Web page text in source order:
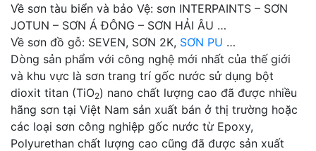
Về sơn tàu biển và bảo Vệ: sơn INTERPAINTS – SƠN
JOTUN – SƠN Á ĐÔNG – SƠN HẢI ÂU …
Về sơn đồ gỗ: SEVEN, SƠN 2K, SƠN PU …
Dòng sản phẩm với công nghệ mới nhất của thế giới
và khu vực là sơn trang trí gốc nước sử dụng bột
dioxit titan (TiO2) nano chất lượng cao đã được nhiều
hãng sơn tại Việt Nam sản xuất bán ở thị trường hoặc
các loại sơn công nghiệp gốc nước từ Epoxy,
Polyurethan chất lượng cao cũng đã được sản xuất